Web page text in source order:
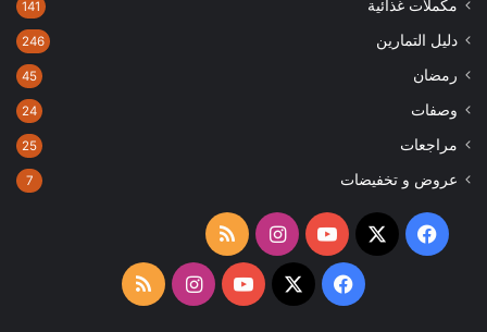
مكملات غذائية 141
دليل التمارين 246
رمضان 45
وصفات 24
مراجعات 25
عروض و تخفيضات 7
فيسبوك
‫X
‫YouTubeانستقرامملخص
الموقع
فيسبوك
‫X
‫YouTubeانستقرامملخص